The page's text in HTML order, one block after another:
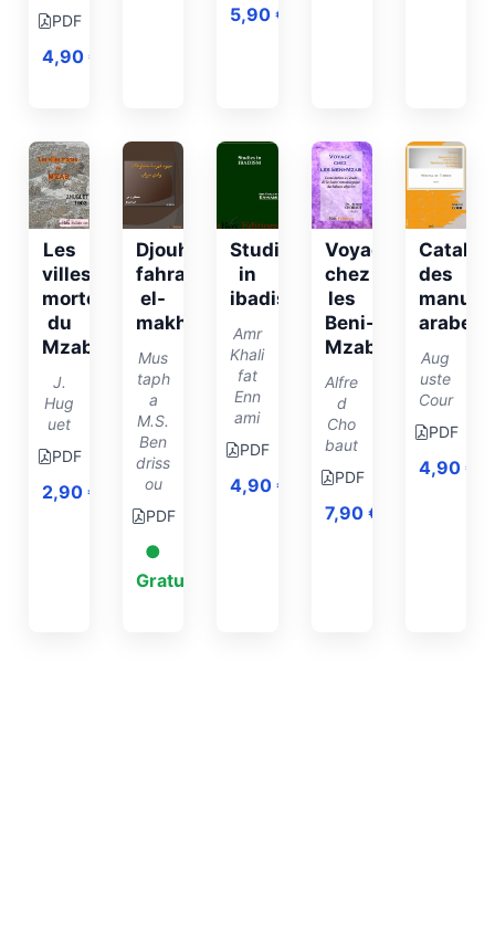
PDF
4,90 €
5,90€
Les
villes
mortes
du
Mzab
J.
Hug
uet
PDF
2,90 €
Djouhud
fahrassat
el-
makhtutat
Mus
taph
a
M.S.
Ben
driss
ou
PDF
●
Gratuit
Studies
in
ibadism
Amr
Khali
fat
Enn
ami
PDF
4,90€
Voyage
chez
les
Beni-
Mzab
Alfre
d
Cho
baut
PDF
7,90 €
des
arabes
Aug
uste
Cour
PDF
4,90 €